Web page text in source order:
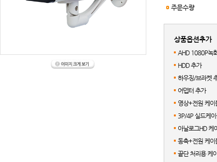
주문수량
상품옵션추가
AHD 1080P녹
HDD 추가
하우징/브라켓
어뎁터 추가
영상+전원 케이
3P/4P 실드케
아날로그HD 케
동축+전원 케이
끝단 처리용 케